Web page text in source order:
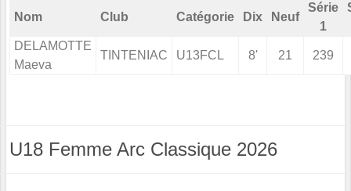
Nom Club Catégorie Dix Neuf
Série
1
DELAMOTTE
Maeva
TINTENIAC U13FCL 8' 21 239
U18 Femme Arc Classique 2026